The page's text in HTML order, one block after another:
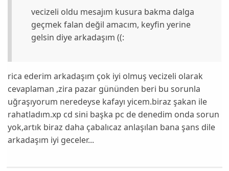
vecizeli oldu mesajım kusura bakma dalga
geçmek falan değil amacım, keyfin yerine
gelsin diye arkadaşım ((:
rica ederim arkadaşım çok iyi olmuş vecizeli olarak
cevaplaman ,zira pazar gününden beri bu sorunla
uğraşıyorum neredeyse kafayı yicem.biraz şakan ile
rahatladım.xp cd sini başka pc de denedim onda sorun
yok,artık biraz daha çabalıcaz anlaşılan bana şans dile
arkadaşım iyi geceler...